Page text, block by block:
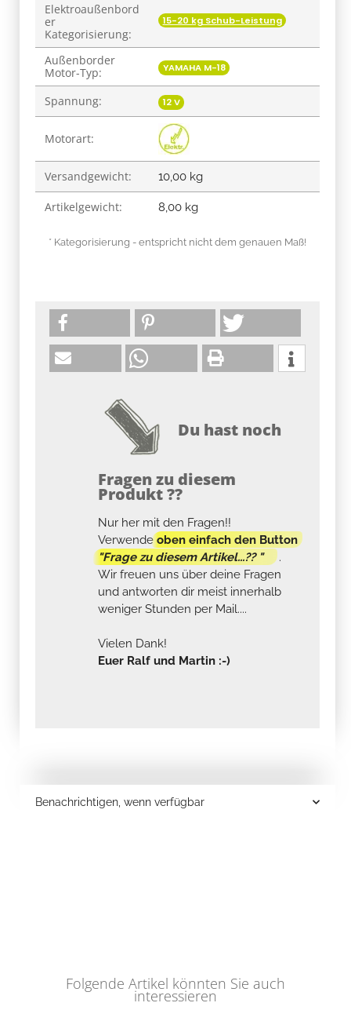
Elektroaußenbord
er
Kategorisierung:
15-20 kg Schub-Leistung
Außenborder
Motor-Typ:
YAMAHA M-18
Spannung: 12 V
Motorart:
Versandgewicht: 10,00 kg
Artikelgewicht: 8,00 kg
* Kategorisierung - entspricht nicht dem genauen Maß!
Du hast noch
Fragen zu diesem
Produkt ??
Nur her mit den Fragen!!
Verwendeoben einfach den Button
"Frage zu diesem Artikel...?? "
.
Wir freuen uns über deine Fragen
und antworten dir meist innerhalb
weniger Stunden per Mail....
Vielen Dank!
Euer Ralf und Martin :-)
Benachrichtigen, wenn verfügbar
Folgende Artikel könnten Sie auch
interessieren